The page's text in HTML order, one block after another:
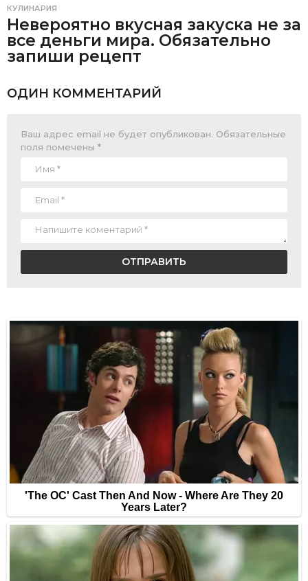
КУЛИНАРИЯ
Невероятно вкусная закуска не за
все деньги мира. Обязательно
запиши рецепт
ОДИН КОММЕНТАРИЙ
Ваш адрес email не будет опубликован. Обязательные
поля помечены *